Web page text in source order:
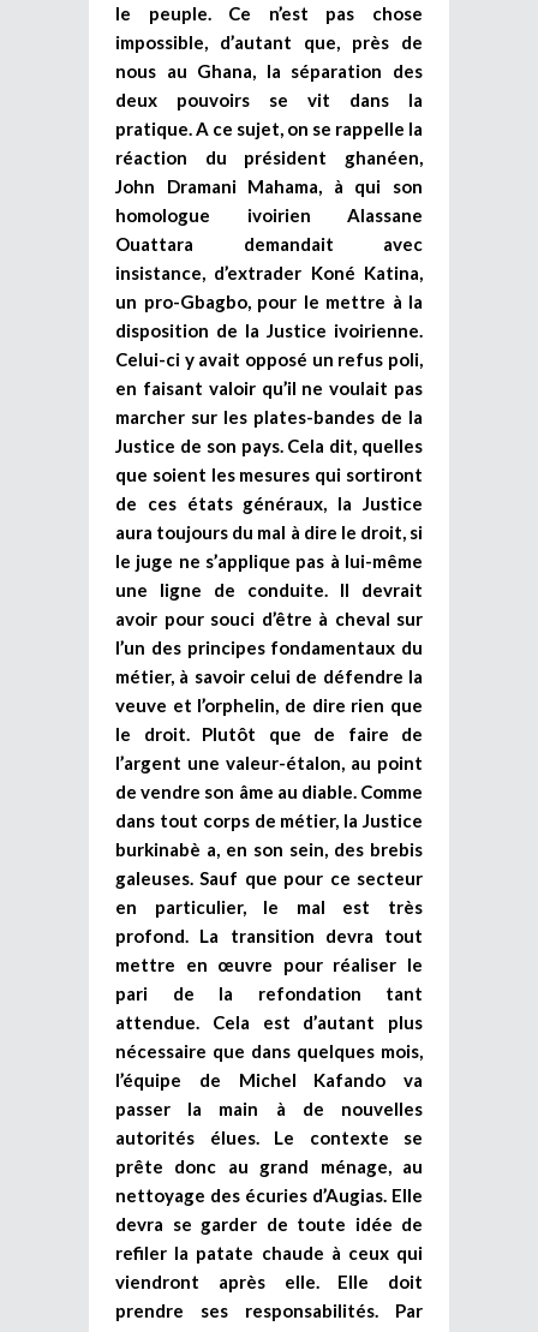
le peuple. Ce n’est pas chose
impossible, d’autant que, près de
nous au Ghana, la séparation des
deux pouvoirs se vit dans la
pratique. A ce sujet, on se rappelle la
réaction du président ghanéen,
John Dramani Mahama, à qui son
homologue ivoirien Alassane
Ouattara demandait avec
insistance, d’extrader Koné Katina,
un pro-Gbagbo, pour le mettre à la
disposition de la Justice ivoirienne.
Celui-ci y avait opposé un refus poli,
en faisant valoir qu’il ne voulait pas
marcher sur les plates-bandes de la
Justice de son pays. Cela dit, quelles
que soient les mesures qui sortiront
de ces états généraux, la Justice
aura toujours du mal à dire le droit, si
le juge ne s’applique pas à lui-même
une ligne de conduite. Il devrait
avoir pour souci d’être à cheval sur
l’un des principes fondamentaux du
métier, à savoir celui de défendre la
veuve et l’orphelin, de dire rien que
le droit. Plutôt que de faire de
l’argent une valeur-étalon, au point
de vendre son âme au diable. Comme
dans tout corps de métier, la Justice
burkinabè a, en son sein, des brebis
galeuses. Sauf que pour ce secteur
en particulier, le mal est très
profond. La transition devra tout
mettre en œuvre pour réaliser le
pari de la refondation tant
attendue. Cela est d’autant plus
nécessaire que dans quelques mois,
l’équipe de Michel Kafando va
passer la main à de nouvelles
autorités élues. Le contexte se
prête donc au grand ménage, au
nettoyage des écuries d’Augias. Elle
devra se garder de toute idée de
refiler la patate chaude à ceux qui
viendront après elle. Elle doit
prendre ses responsabilités. Par